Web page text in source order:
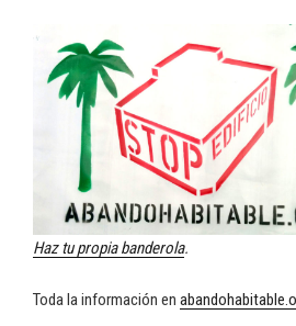
Haz tu propia banderola.
Toda la información en